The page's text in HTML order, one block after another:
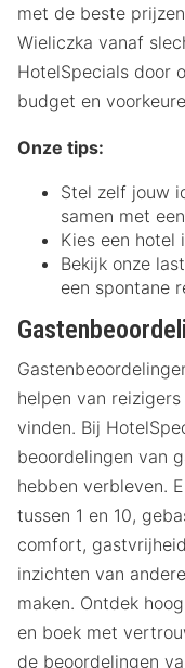
met de beste
Wieliczka vanaf
HotelSpecials door
budget en
Onze tips:
Stel zelf jouw
samen met
Kies een hotel
Bekijk onze
een spontane
helpen van
vinden. Bij
beoordelingen van
hebben verbleven.
tussen 1 en 10,
comfort,
inzichten van
maken. Ontdek
en boek met
de beoordelingen